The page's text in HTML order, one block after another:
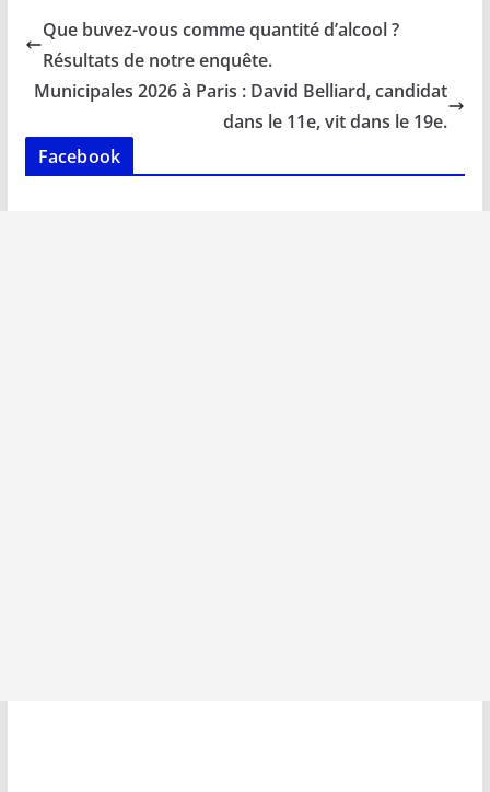
b
o
o
k
l s
A
p
e
dI
n
y
n
k
g
Que buvez-vous comme quantité d’alcool ?
Résultats de notre enquête.
Municipales 2026 à Paris : David Belliard, candidat
dans le 11e, vit dans le 19e.
Facebook